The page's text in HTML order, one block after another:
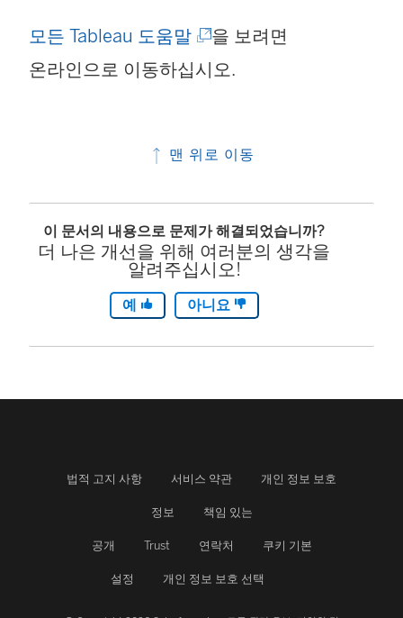
모든 Tableau 도움말(
링
새
창
에
서
열
을 보려면
온라인으로 이동하십시오.
맨 위로 이동
이 문서의 내용으로 문제가 해결되었습니까?
더 나은 개선을 위해 여러분의 생각을
알려주십시오!
예 아니요
법적 고지 사항 서비스 약관 개인 정보 보호
정보 책임 있는
공개 Trust 연락처 쿠키 기본
설정 개인 정보 보호 선택